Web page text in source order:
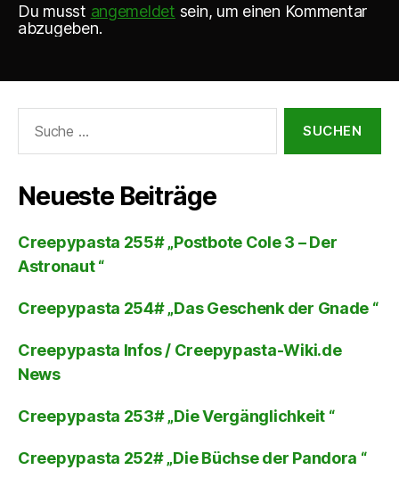
Du musst angemeldet sein, um einen Kommentar
abzugeben.
nach:
Neueste Beiträge
Creepypasta 255# „Postbote Cole 3 – Der
Astronaut “
Creepypasta 254# „Das Geschenk der Gnade “
Creepypasta Infos / Creepypasta-Wiki.de
News
Creepypasta 253# „Die Vergänglichkeit “
Creepypasta 252# „Die Büchse der Pandora “